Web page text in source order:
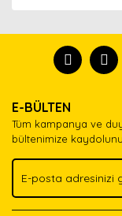
formunu
Görüş ve
Ürün
Ürün
Ürün fiyatı
Bu ürüne
E-BÜLTEN
Tüm kampanya ve
bültenimize